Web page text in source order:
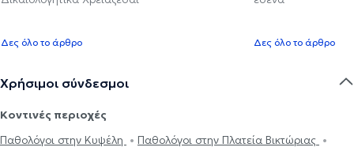
Δες όλο το άρθρο Δες όλο το άρθρο
Χρήσιμοι σύνδεσμοι
Κοντινές περιοχές
Παθολόγοι στην Κυψέλη
Παθολόγοι στην Πλατεία Βικτώριας